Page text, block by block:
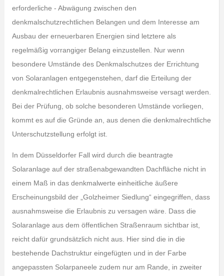
erforderliche ‑ Abwägung zwischen den
denkmalschutzrechtlichen Belangen und dem Interesse am
Ausbau der erneuerbaren Energien sind letztere als
regelmäßig vorrangiger Belang einzustellen. Nur wenn
besondere Umstände des Denkmalschutzes der Errichtung
von Solaranlagen entgegenstehen, darf die Erteilung der
denkmalrechtlichen Erlaubnis ausnahmsweise versagt werden.
Bei der Prüfung, ob solche besonderen Umstände vorliegen,
kommt es auf die Gründe an, aus denen die denkmalrechtliche
Unterschutzstellung erfolgt ist.
In dem Düsseldorfer Fall wird durch die beantragte
Solaranlage auf der straßenabgewandten Dachfläche nicht in
einem Maß in das denkmalwerte einheitliche äußere
Erscheinungsbild der „Golzheimer Siedlung“ eingegriffen, dass
ausnahmsweise die Erlaubnis zu versagen wäre. Dass die
Solaranlage aus dem öffentlichen Straßenraum sichtbar ist,
reicht dafür grundsätzlich nicht aus. Hier sind die in die
bestehende Dachstruktur eingefügten und in der Farbe
angepassten Solarpaneele zudem nur am Rande, in zweiter